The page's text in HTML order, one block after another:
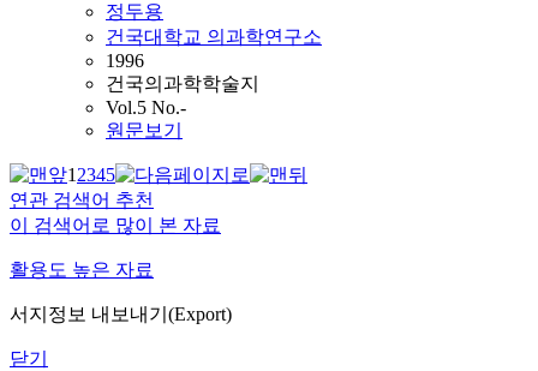
정두용
건국대학교 의과학연구소
1996
건국의과학학술지
Vol.5 No.-
원문보기
12345
연관 검색어 추천
이 검색어로 많이 본 자료
활용도 높은 자료
서지정보 내보내기(Export)
닫기